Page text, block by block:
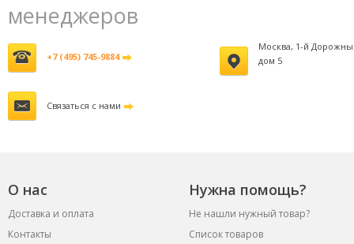
менеджеров
+7 (495) 745-9884
Москва, 1-й
дом 5
Связаться с нами
О нас Нужна помощь?
Доставка и оплата
Не нашли нужный товар?
Контакты
Список товаров